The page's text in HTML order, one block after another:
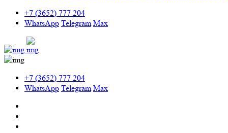
+7 (3652) 777 204
WhatsApp Telegram Max
+7 (3652) 777 204
WhatsApp Telegram Max